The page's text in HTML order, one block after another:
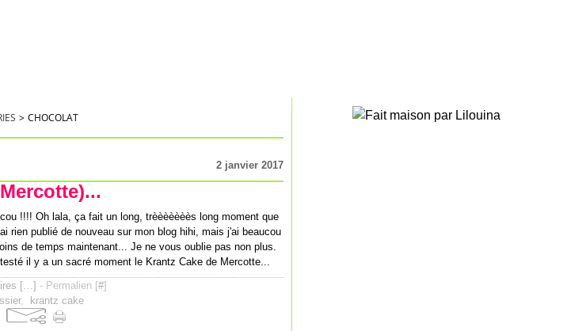
> CHOCOLAT
2 janvier 2017
!!!! Oh lala, ça fait un long, trèèèèèèès long moment que
rien publié de nouveau sur mon blog hihi, mais j'ai beaucou
de temps maintenant... Je ne vous oublie pas non plus.
il y a un sacré moment le Krantz Cake de Mercotte...
[…] - Permalien [#]
, krantz cake